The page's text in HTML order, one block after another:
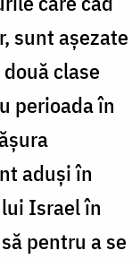
sunt așezate
clase
perioada în
aduși în
Israel în
pentru a se